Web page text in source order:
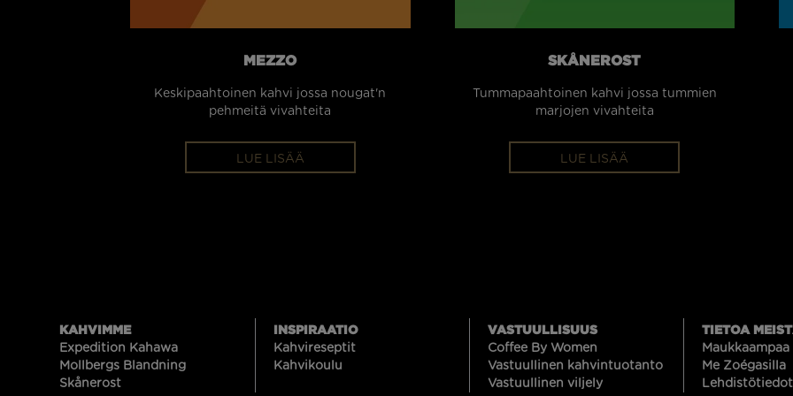
MEZZO
Keskipaahtoinen kahvi jossa nougat'n
pehmeitä vivahteita
LUE LISÄÄ
SKÅNEROST
Tummapaahtoinen kahvi jossa tummien
marjojen vivahteita
LUE LISÄÄ
KAHVIMME
Expedition Kahawa
Mollbergs Blandning
Skånerost
INSPIRAATIO
Kahvireseptit
Kahvikoulu
VASTUULLISUUS
Coffee By Women
Vastuullinen kahvintuotanto
Vastuullinen viljely
TIETOA
Maukkaampaa
Me Zoégasilla